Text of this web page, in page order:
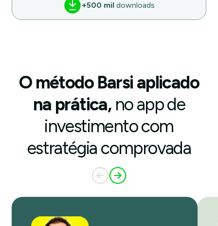
+500 mil downloads
O método Barsi aplicado
na prática,no app de
investimento com
estratégia comprovada